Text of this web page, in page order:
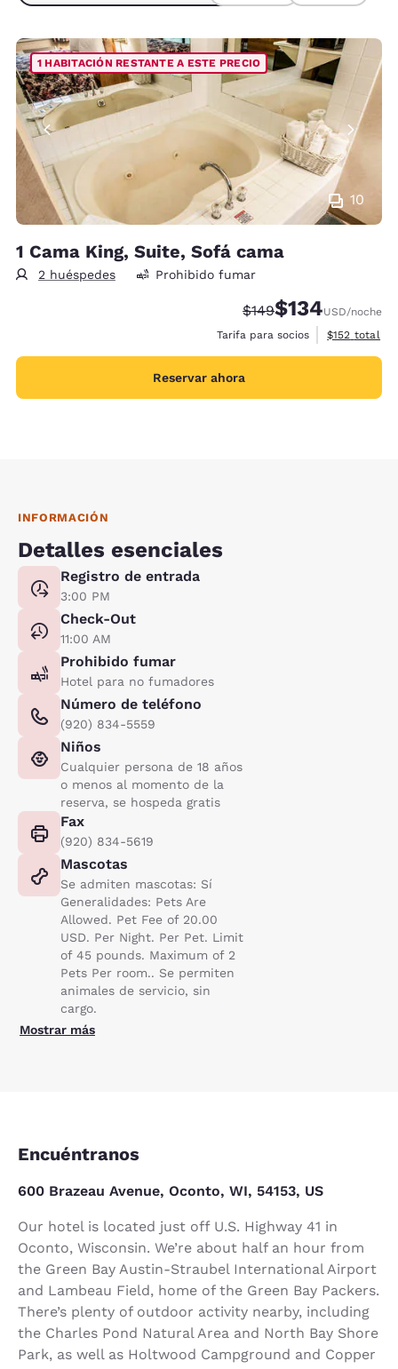
10
1 HABITACIÓN RESTANTE A ESTE PRECIO
1 Cama King, Suite, Sofá cama
2 huéspedes Prohibido fumar
Precio tachado:
$149Precio con
$134USD/noche
Tarifa para socios
Ver detalles
$152 total
Reservar ahora
INFORMACIÓN
Detalles esenciales
Registro de entrada
3:00 PM
Check-Out
11:00 AM
Prohibido fumar
Hotel para no fumadores
Número de teléfono
(920) 834-5559
Niños
Cualquier persona de 18 años
o menos al momento de la
reserva, se hospeda gratis
Fax
(920) 834-5619
Mascotas
Se admiten mascotas: Sí
Generalidades: Pets Are
Allowed. Pet Fee of 20.00
USD. Per Night. Per Pet. Limit
of 45 pounds. Maximum of 2
Pets Per room.. Se permiten
animales de servicio, sin
cargo.
Mostrar más
Encuéntranos
600 Brazeau Avenue, Oconto, WI, 54153, US
Our hotel is located just off U.S. Highway 41 in
Oconto, Wisconsin. We’re about half an hour from
the Green Bay Austin-Straubel International Airport
and Lambeau Field, home of the Green Bay Packers.
There’s plenty of outdoor activity nearby, including
the Charles Pond Natural Area and North Bay Shore
Park, as well as Holtwood Campground and Copper